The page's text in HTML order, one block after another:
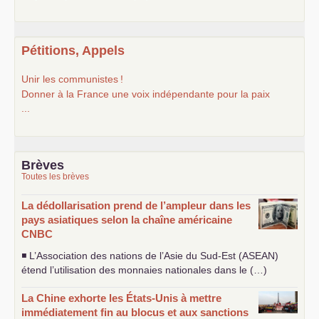
Pétitions, Appels
Unir les communistes !
Donner à la France une voix indépendante pour la paix
Brèves
Toutes les brèves
La dédollarisation prend de l’ampleur dans les
pays asiatiques selon la chaîne américaine
CNBC
◾ L’Association des nations de l’Asie du Sud-Est (ASEAN)
étend l’utilisation des monnaies nationales dans le (…)
La Chine exhorte les États-Unis à mettre
immédiatement fin au blocus et aux sanctions